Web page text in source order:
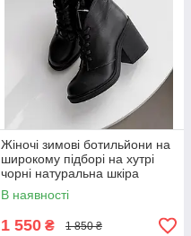
Жіночі зимові ботильйони на
широкому підборі на хутрі
чорні натуральна шкіра
В наявності
1 550 ₴ 1 850 ₴